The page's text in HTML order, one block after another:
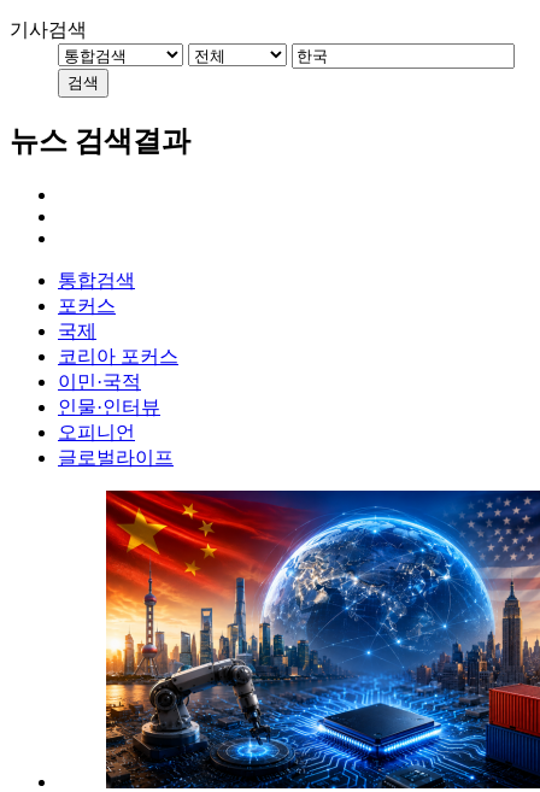
기사검색
검색
뉴스 검색결과
통합검색
포커스
국제
코리아 포커스
이민·국적
인물·인터뷰
오피니언
글로벌라이프